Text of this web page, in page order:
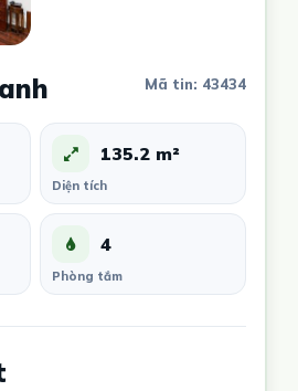
Mã tin: 43434
135.2 m²
Diện tích
4
Phòng tắm